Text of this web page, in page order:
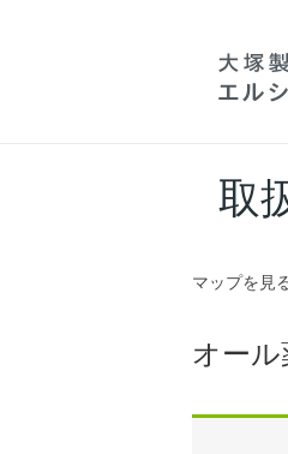
取
マップを見
オール